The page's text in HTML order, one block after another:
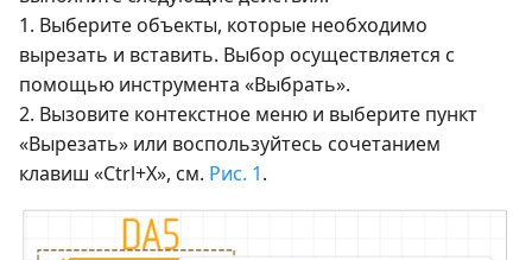
1. Выберите объекты, которые необходимо
вырезать и вставить. Выбор осуществляется с
помощью инструмента «Выбрать».
2. Вызовите контекстное меню и выберите пункт
«Вырезать» или воспользуйтесь сочетанием
клавиш «Ctrl+X», см. Рис. 1.